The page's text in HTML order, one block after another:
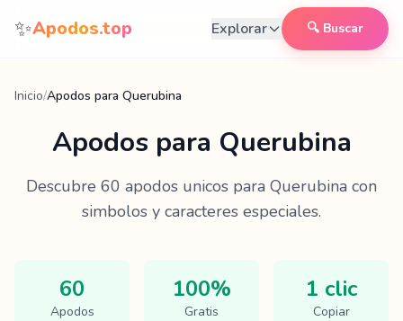
Saltar al contenido
✨Apodos.top Explorar 🔍 Buscar
Inicio/Apodos para Querubina
Apodos para Querubina
Descubre 60 apodos unicos para Querubina con
simbolos y caracteres especiales.
60
Apodos
100%
Gratis
1 clic
Copiar